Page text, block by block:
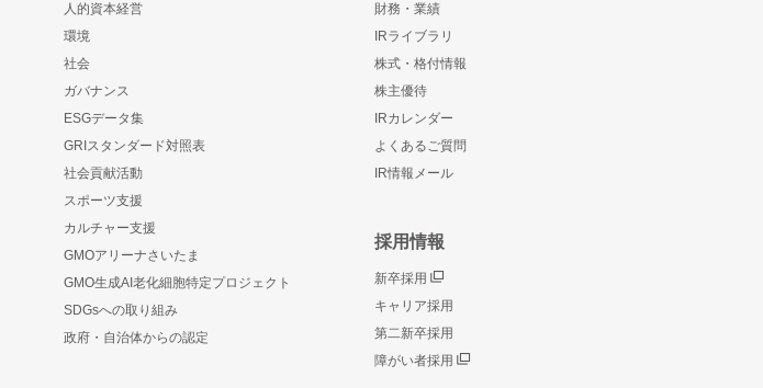
人的資本経営
環境
社会
ガバナンス
ESGデータ集
GRIスタンダード対照表
社会貢献活動
スポーツ支援
カルチャー支援
GMOアリーナさいたま
GMO生成AI老化細胞特定プロジェクト
SDGsへの取り組み
政府・自治体からの認定
財務・業績
IRライブラリ
株式・格付情報
株主優待
IRカレンダー
よくあるご質問
IR情報メール
採用情報
新卒採用
キャリア採用
第二新卒採用
障がい者採用